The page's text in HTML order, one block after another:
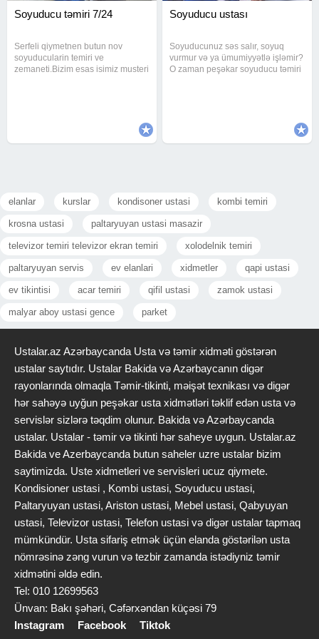
Soyuducu təmiri 7/24
Serfeli qiymetnen butun nov
soyuducularin temiri ve
zemaneti.Bizim esas isimiz musteri
Soyuducu ustası
Soyuducunuz səs salır, soyuq
vurmur və ya ümumiyyətlə işləmir?
O zaman peşəkar soyuducu təmiri
elanlar kurslar kondisoner ustasi kombi temiri
krosna ustasi paltaryuyan ustasi masazir
televizor temiri televizor ekran temiri xolodelnik temiri
paltaryuyan servis ev elanlari xidmetler qapi ustasi
ev tikintisi acar temiri qifil ustasi zamok ustasi
malyar aboy ustasi gence parket
Ustalar.az Azərbaycanda Usta və təmir xidməti göstərən
ustalar saytıdır. Ustalar Bakida və Azərbaycanın digər
rayonlarında olmaqla Təmir-tikinti, məişət texnikası və digər
hər sahəyə uyğun peşəkar usta xidmətləri təklif edən usta və
servislər sizlərə təqdim olunur. Bakida və Azərbaycanda
ustalar. Ustalar - təmir və tikinti hər saheye uygun. Ustalar.az
Bakida ve Azerbaycanda butun saheler uzre ustalar bizim
saytimizda. Uste xidmetleri ve servisleri ucuz qiymete.
Kondisioner ustasi , Kombi ustasi, Soyuducu ustasi,
Paltaryuyan ustasi, Ariston ustasi, Mebel ustasi, Qabyuyan
ustasi, Televizor ustasi, Telefon ustasi və digər ustalar tapmaq
mümkündür. Usta sifariş etmək üçün elanda göstərilən usta
nömrəsinə zəng vurun və tezbir zamanda istədiyniz təmir
xidmətini əldə edin.
Tel: 010 12699563
Ünvan: Bakı şəhəri, Cəfərxəndan küçəsi 79
Instagram
Facebook Tiktok